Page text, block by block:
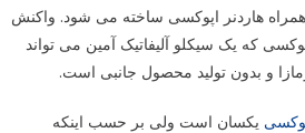
هاردنر اپوکسی ساخته می شود. واکنش
که یک سیکلو آلیفاتیک آمین می تواند
و بدون تولید محصول جانبی است.
یکسان است ولی بر حسب اینکه